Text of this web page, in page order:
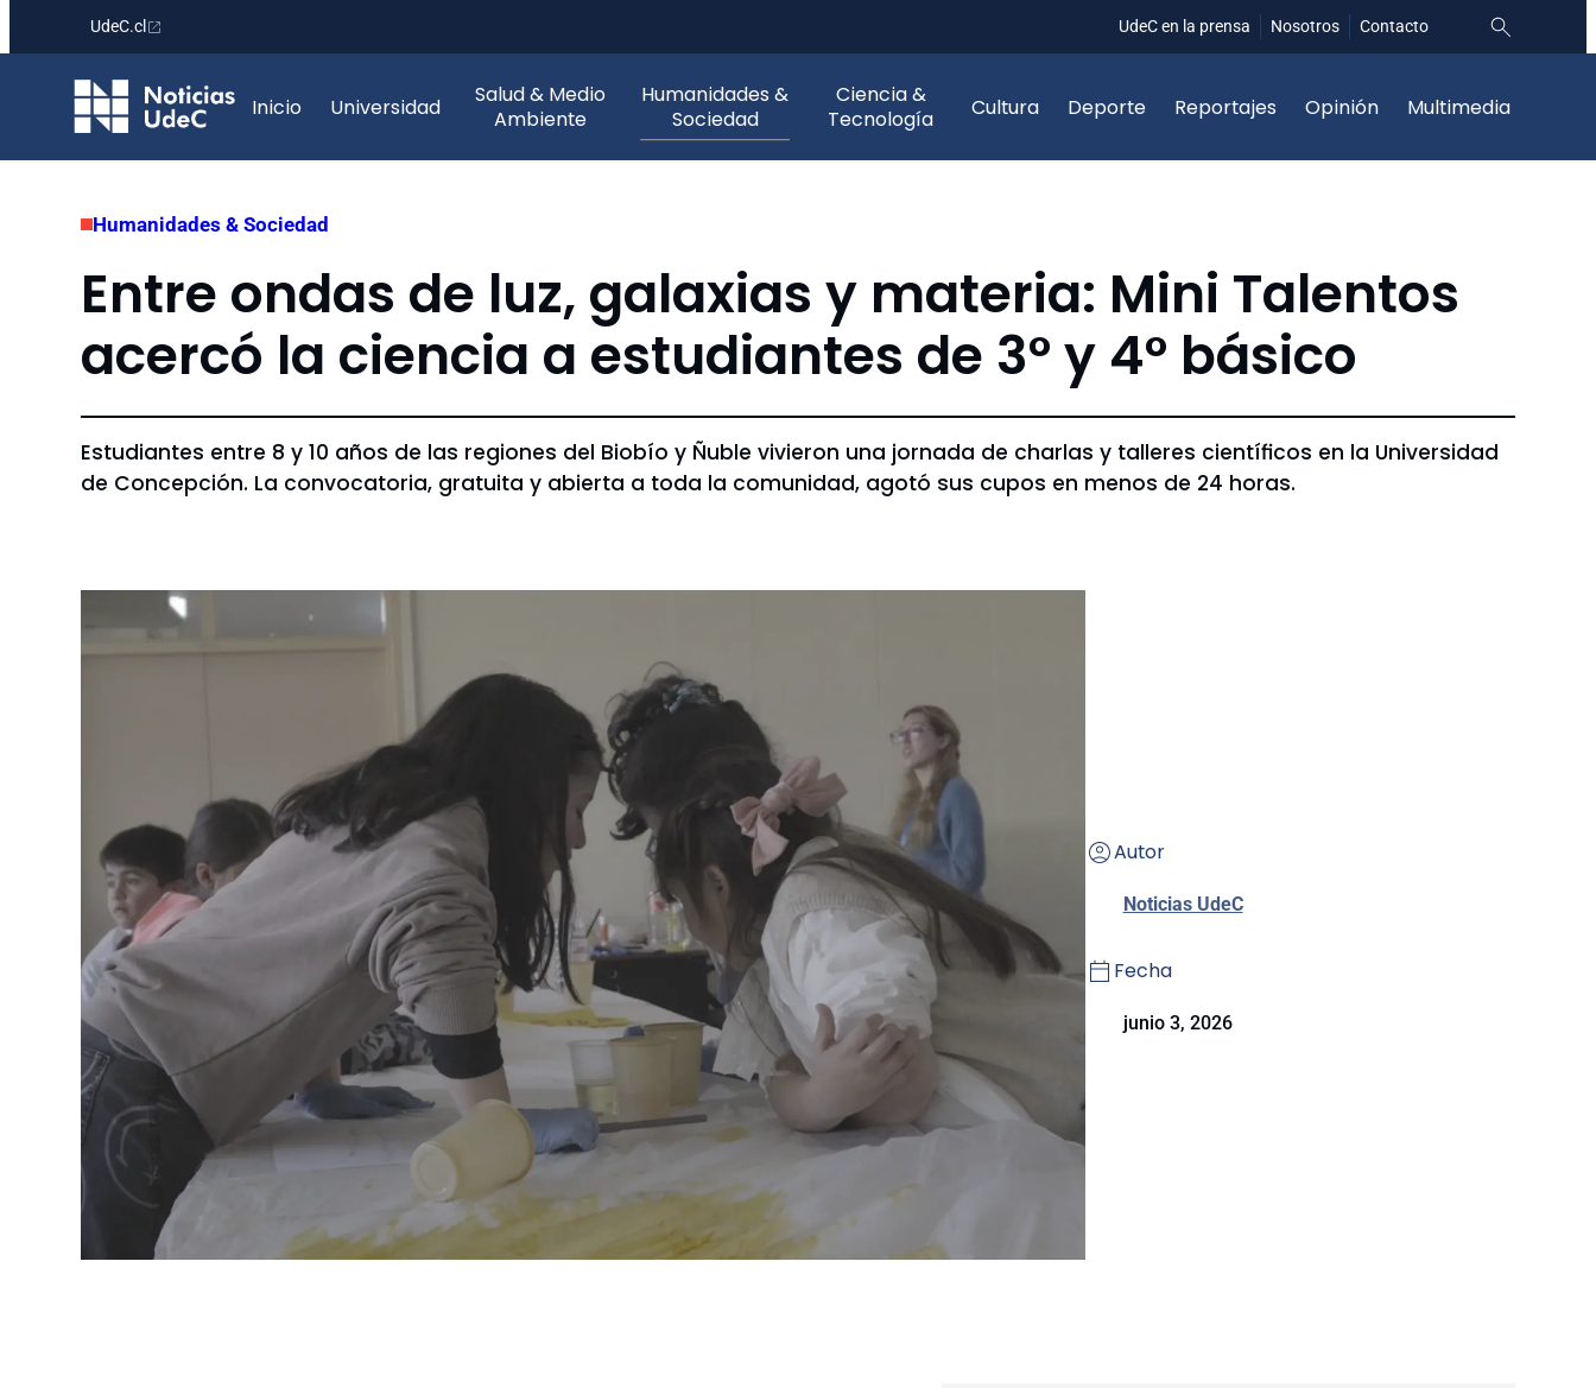
contenido
UdeC.cl UdeC en la prensa Nosotros Contacto
Inicio Universidad
Salud & Medio
Ambiente
Humanidades &
Sociedad
Ciencia &
Tecnología
Cultura Deporte Reportajes Opinión Multimedia
Humanidades & Sociedad
Entre ondas de luz, galaxias y materia: Mini Talentos
acercó la ciencia a estudiantes de 3° y 4° básico
Estudiantes entre 8 y 10 años de las regiones del Biobío y Ñuble vivieron una jornada de charlas y talleres científicos en la Universidad
de Concepción. La convocatoria, gratuita y abierta a toda la comunidad, agotó sus cupos en menos de 24 horas.
Autor
Noticias UdeC
Fecha
junio 3, 2026